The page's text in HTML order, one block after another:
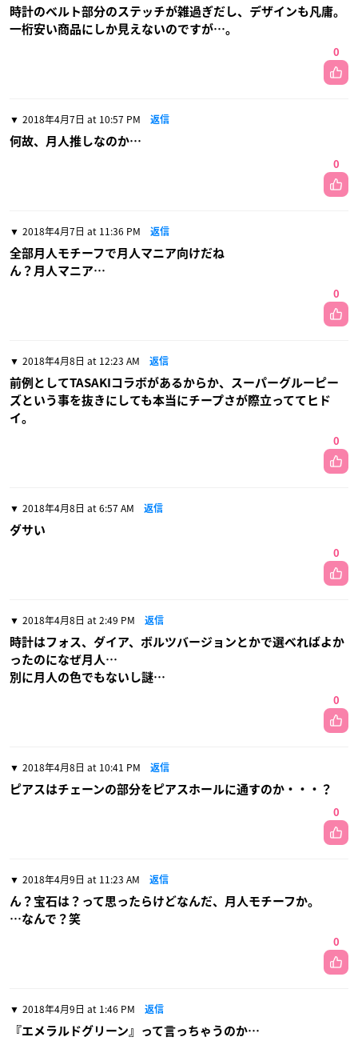
時計のベルト部分のステッチが雑過ぎだし、デザインも凡庸。
一桁安い商品にしか見えないのですが…。
0
2018年4月7日 at 10:57 PM 返信
何故、月人推しなのか…
0
2018年4月7日 at 11:36 PM 返信
全部月人モチーフで月人マニア向けだね
ん？月人マニア…
0
2018年4月8日 at 12:23 AM 返信
前例としてTASAKIコラボがあるからか、スーパーグルーピー
ズという事を抜きにしても本当にチープさが際立っててヒド
イ。
0
2018年4月8日 at 6:57 AM 返信
ダサい
0
2018年4月8日 at 2:49 PM 返信
時計はフォス、ダイア、ボルツバージョンとかで選べればよか
ったのになぜ月人…
別に月人の色でもないし謎…
0
2018年4月8日 at 10:41 PM 返信
ピアスはチェーンの部分をピアスホールに通すのか・・・？
0
2018年4月9日 at 11:23 AM 返信
ん？宝石は？って思ったらけどなんだ、月人モチーフか。
…なんで？笑
0
2018年4月9日 at 1:46 PM 返信
『エメラルドグリーン』って言っちゃうのか…